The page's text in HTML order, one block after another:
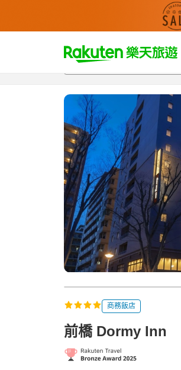
t
p
a
e
_
s
e
a
r
c
h
總覽客房與方案評語設施
商務飯店
前橋 Dormy Inn